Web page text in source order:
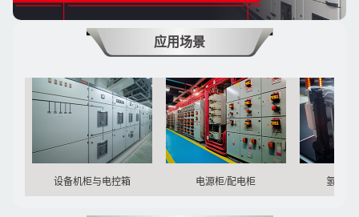
应用场景
设备机柜与电控箱 电源柜/配电柜 氢能源